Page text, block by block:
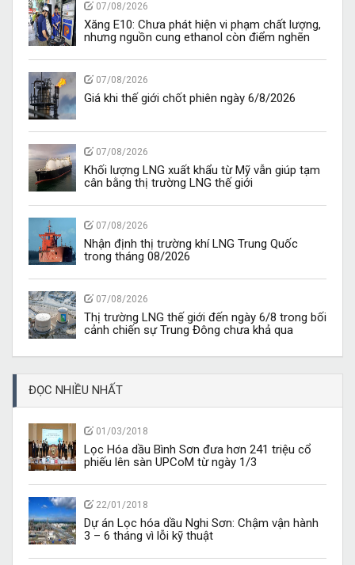
07/08/2026
Xăng E10: Chưa phát hiện vi phạm chất lượng,
nhưng nguồn cung ethanol còn điểm nghẽn
07/08/2026
Giá khi thế giới chốt phiên ngày 6/8/2026
07/08/2026
Khối lượng LNG xuất khẩu từ Mỹ vẫn giúp tạm
cân bằng thị trường LNG thế giới
07/08/2026
Nhận định thị trường khí LNG Trung Quốc
trong tháng 08/2026
07/08/2026
Thị trường LNG thế giới đến ngày 6/8 trong bối
cảnh chiến sự Trung Đông chưa khả qua
ĐỌC NHIỀU NHẤT
01/03/2018
Lọc Hóa dầu Bình Sơn đưa hơn 241 triệu cổ
phiếu lên sàn UPCoM từ ngày 1/3
22/01/2018
Dự án Lọc hóa dầu Nghi Sơn: Chậm vận hành
3 – 6 tháng vì lỗi kỹ thuật